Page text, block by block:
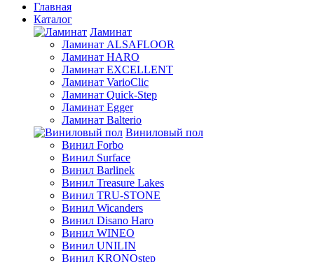
Главная
Каталог
Ламинат
Ламинат ALSAFLOOR
Ламинат HARO
Ламинат EXCELLENT
Ламинат VarioClic
Ламинат Quick-Step
Ламинат Egger
Ламинат Balterio
Виниловый пол
Винил Forbo
Винил Surface
Винил Barlinek
Винил Treasure Lakes
Винил TRU-STONE
Винил Wicanders
Винил Disano Haro
Винил WINEO
Винил UNILIN
Винил KRONOstep